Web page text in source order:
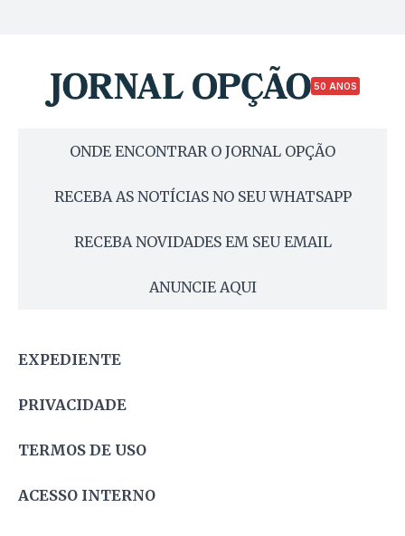
50 ANOS
ONDE ENCONTRAR O JORNAL OPÇÃO
RECEBA AS NOTÍCIAS NO SEU WHATSAPP
RECEBA NOVIDADES EM SEU EMAIL
ANUNCIE AQUI
EXPEDIENTE
PRIVACIDADE
TERMOS DE USO
ACESSO INTERNO